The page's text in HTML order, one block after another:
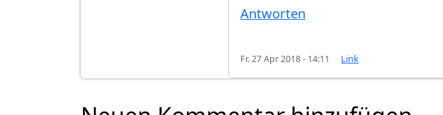
Antworten
Fr. 27 Apr 2018 - 14:11 Link